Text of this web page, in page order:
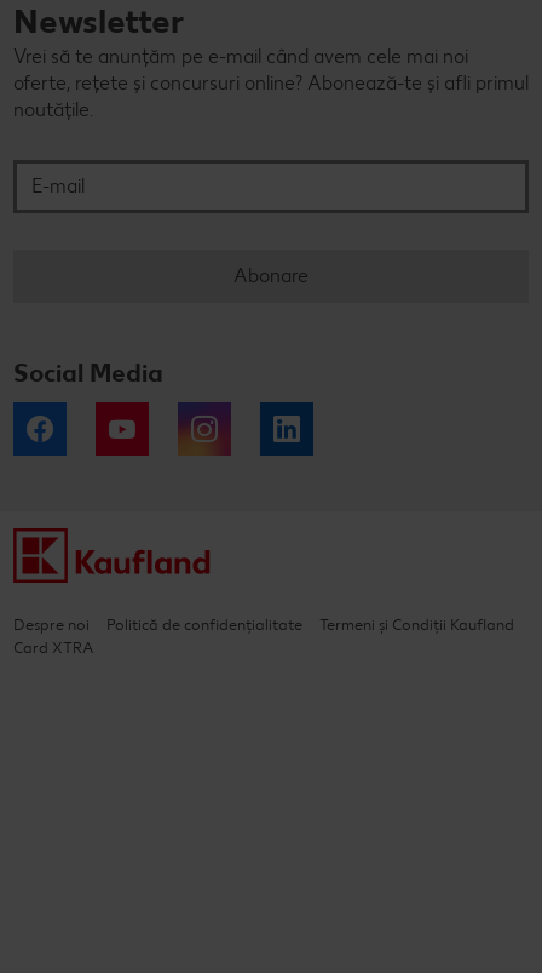
Newsletter
Vrei să te anunțăm pe e-mail când avem cele mai noi
oferte, rețete și concursuri online? Abonează-te și afli primul
noutățile.
Abonare
Social Media
Facebook YouTube Instagram
Despre noi Politică de confidențialitate
Termeni și Condiții Kaufland
Card XTRA